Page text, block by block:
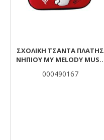
ΣΧΟΛΙΚΉ ΤΣΆΝΤΑ ΠΛΆΤΗΣ
ΝΗΠΊΟΥ MY MELODY MUST
000490167